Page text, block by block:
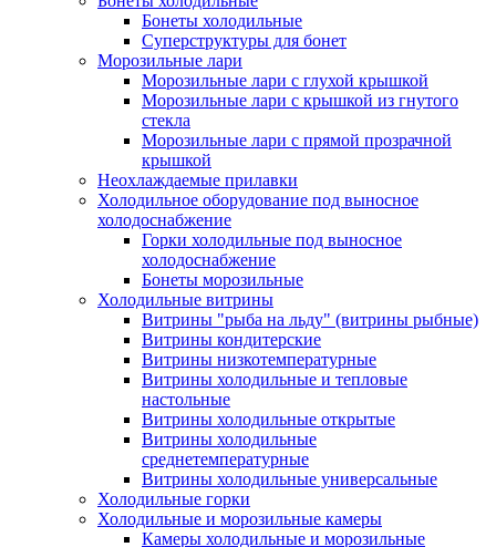
Бонеты холодильные
Суперструктуры для бонет
Морозильные лари
Морозильные лари с глухой крышкой
Морозильные лари с крышкой из гнутого
стекла
Морозильные лари с прямой прозрачной
крышкой
Неохлаждаемые прилавки
Холодильное оборудование под выносное
холодоснабжение
Горки холодильные под выносное
холодоснабжение
Бонеты морозильные
Холодильные витрины
Витрины "рыба на льду" (витрины рыбные)
Витрины кондитерские
Витрины низкотемпературные
Витрины холодильные и тепловые
настольные
Витрины холодильные открытые
Витрины холодильные
среднетемпературные
Витрины холодильные универсальные
Холодильные горки
Холодильные и морозильные камеры
Камеры холодильные и морозильные